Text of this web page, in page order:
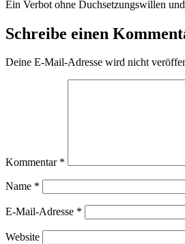
Ein Verbot ohne Duchsetzungswillen
Schreibe einen
Deine E-Mail-Adresse wird nicht
Kommentar *
Name *
E-Mail-Adresse *
Website